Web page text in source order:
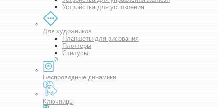
Устройства для успокоения
Для художников
Планшеты для рисования
Плоттеры
Стилусы
Беспроводные динамики
Ключницы